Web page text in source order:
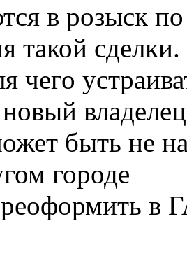
в розыск
такой сделки.
чего
быть не на
городе
в